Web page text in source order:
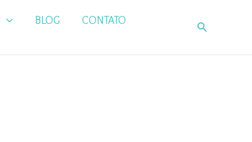
BLOG
CONTATO
Pesquisar